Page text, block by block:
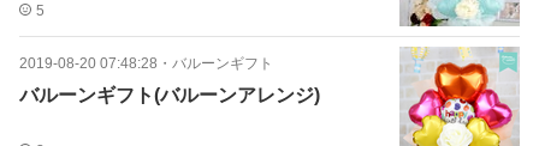
5
2019-08-20 07:48:28 ・ バルーンギフト
バルーンギフト(バルーンアレンジ)